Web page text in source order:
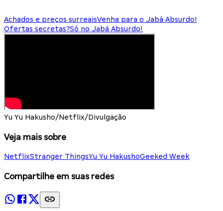
Achados e preços surreaisVenha para o Jabá Absurdo!
Ofertas secretas?Só no Jabá Absurdo!
Yu Yu Hakusho/Netflix/Divulgação
Veja mais sobre
NetflixStranger ThingsYu Yu HakushoGeeked Week
Compartilhe em suas redes